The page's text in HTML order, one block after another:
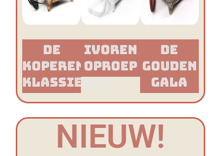
De
Koperen
Klassieker​
Ivoren
Oproep
De
Gouden
Gala
NIEUW!